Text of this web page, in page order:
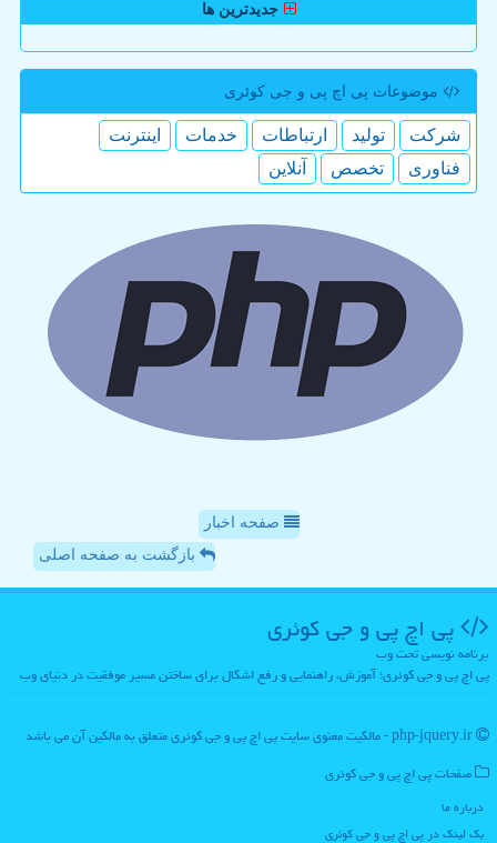
جدیدترین ها
موضوعات پی اچ پی و جی كوئری
شركت تولید ارتباطات خدمات
اینترنت
فناوری
تخصص آنلاین
صفحه اخبار
بازگشت به صفحه اصلی
پی اچ پی و جی كوئری
برنامه نویسی تحت وب
پی اچ پی و جی کوئری؛ آموزش، راهنمایی و رفع اشکال برای ساختن مسیر موفقیت در دنیای وب
صفحات پی اچ پی و جی كوئری
درباره ما
بک لینک در پی اچ پی و جی كوئری